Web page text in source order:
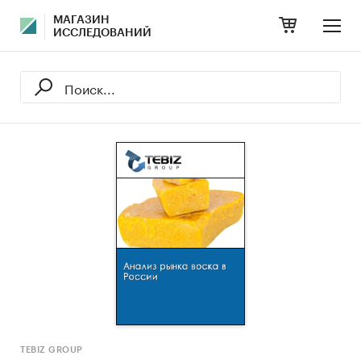
МАГАЗИН
ИССЛЕДОВАНИЙ
TEBIZ GROUP